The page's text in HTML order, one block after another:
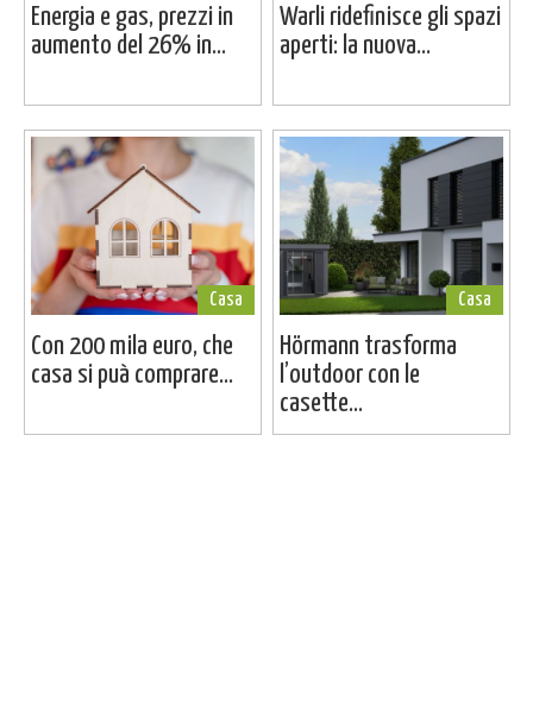
Energia e gas, prezzi in
aumento del 26% in...
Warli ridefinisce gli spazi
aperti: la nuova...
Casa
Con 200 mila euro, che
casa si puà comprare...
Casa
Hörmann trasforma
l’outdoor con le
casette...